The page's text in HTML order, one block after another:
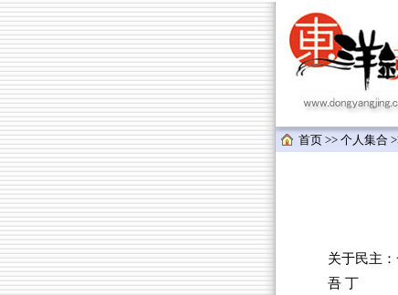
首页 >> 个人集合
关于民主：
吾 丁